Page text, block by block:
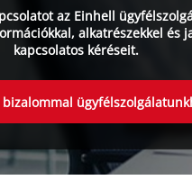
az Einhell
alkatrészekkel és
kapcsolatos kéréseit.